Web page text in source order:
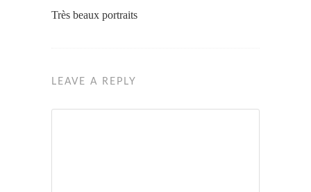
Très beaux portraits
LEAVE A REPLY